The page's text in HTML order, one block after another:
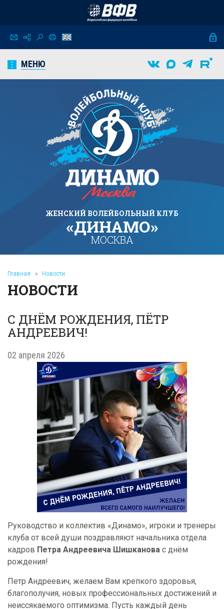
МЕНЮ
ЖЕНСКИЙ ВОЛЕЙБОЛЬНЫЙ КЛУБ
«ДИНАМО»
МОСКВА
Главная » Новости
НОВОСТИ
С ДНЁМ РОЖДЕНИЯ, ПЁТР
АНДРЕЕВИЧ!
02 апреля 2026
Руководство и коллектив «Динамо», игроки и тренеры
клуба от всей души поздравляют начальника отдела
кадров Петра Андреевича Шишканова с днём
рождения!
Петр Андреевич, желаем Вам крепкого здоровья,
благополучия, новых профессиональных достижений и
неиссякаемого оптимизма. Пусть каждый день